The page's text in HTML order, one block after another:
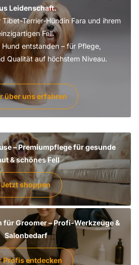
Leidenschaft.
Terrier-Hündin Fara und ihrem
Fell.
entstanden – für Pflege,
Qualität auf höchstem Niveau.
über uns erfahren
– Premiumpflege für gesunde
& schönes Fell
Jetzt shoppen
für Groomer – Profi-Werkzeuge &
Salonbedarf
Profis entdecken